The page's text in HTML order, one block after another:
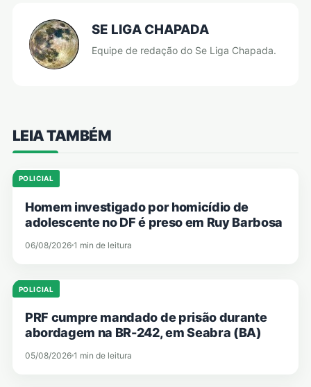
SE LIGA CHAPADA
Equipe de redação do Se Liga Chapada.
LEIA TAMBÉM
POLICIAL
Homem investigado por homicídio de
adolescente no DF é preso em Ruy Barbosa
06/08/2026 1 min de leitura
POLICIAL
PRF cumpre mandado de prisão durante
abordagem na BR-242, em Seabra (BA)
05/08/2026 1 min de leitura